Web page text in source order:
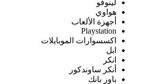
لينوفو
هواوي
أجهزة الألعاب
Playstation
اكسسوارات الموبايلات
ابل
انكر
أنكر ساوندكور
باور بانك